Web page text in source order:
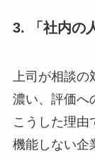
3. 「社内の
上司が相談の
濃い、評価
こうした理由
機能しない企